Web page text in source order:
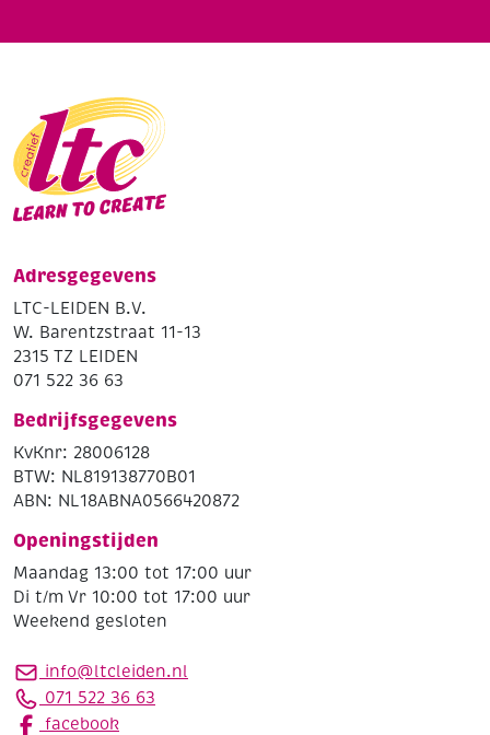
Adresgegevens
LTC-LEIDEN B.V.
W. Barentzstraat 11-13
2315 TZ LEIDEN
071 522 36 63
Bedrijfsgegevens
KvKnr: 28006128
BTW: NL819138770B01
ABN: NL18ABNA0566420872
Openingstijden
Maandag 13:00 tot 17:00 uur
Di t/m Vr 10:00 tot 17:00 uur
Weekend gesloten
info@ltcleiden.nl
071 522 36 63
facebook